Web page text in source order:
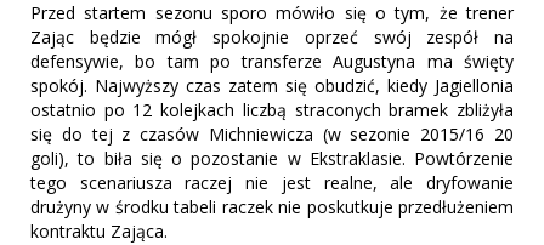
Przed startem sezonu sporo mówiło się o tym, że trener
Zając będzie mógł spokojnie oprzeć swój zespół na
defensywie, bo tam po transferze Augustyna ma święty
spokój. Najwyższy czas zatem się obudzić, kiedy Jagiellonia
ostatnio po 12 kolejkach liczbą straconych bramek zbliżyła
się do tej z czasów Michniewicza (w sezonie 2015/16 20
goli), to biła się o pozostanie w Ekstraklasie. Powtórzenie
tego scenariusza raczej nie jest realne, ale dryfowanie
drużyny w środku tabeli raczek nie poskutkuje przedłużeniem
kontraktu Zająca.